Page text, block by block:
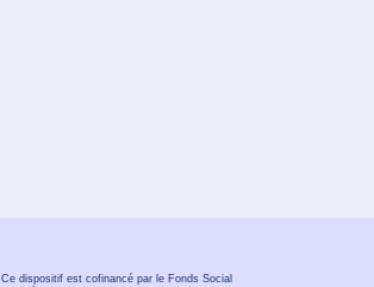
Ce dispositif est cofinancé par le Fonds Social